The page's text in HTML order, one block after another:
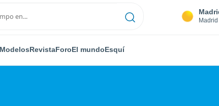
Madrid
ModelosRevistaForoEl mundoEsquí